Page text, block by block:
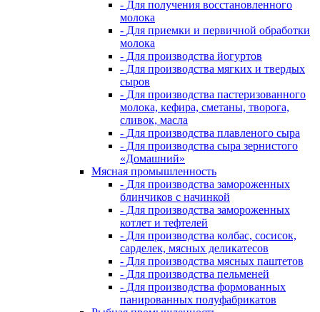
- Для получения восстановленного
молока
- Для приемки и первичной обработки
молока
- Для производства йогуртов
- Для производства мягких и твердых
сыров
- Для производства пастеризованного
молока, кефира, сметаны, творога,
сливок, масла
- Для производства плавленого сыра
- Для производства сыра зернистого
«Домашний»
Мясная промышленность
- Для производства замороженных
блинчиков с начинкой
- Для производства замороженных
котлет и тефтелей
- Для производства колбас, сосисок,
сарделек, мясных деликатесов
- Для производства мясных паштетов
- Для производства пельменей
- Для производства формованных
панированных полуфабрикатов